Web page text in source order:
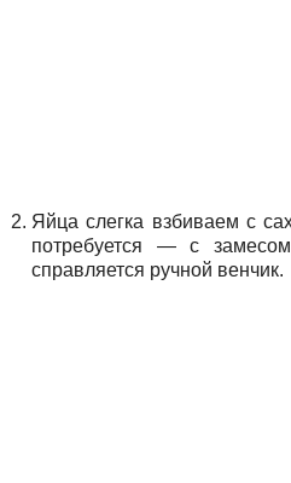
Яйца слегка взбиваем с
потребуется — с
справляется ручной венчик.